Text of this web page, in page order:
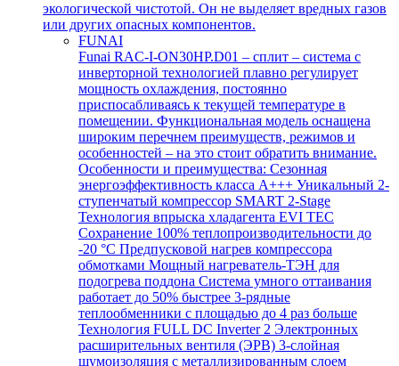
экологической чистотой. Он не выделяет вредных газов
или других опасных компонентов.
FUNAI
Funai RAC-I-ON30HP.D01 – сплит – система с
инверторной технологией плавно регулирует
мощность охлаждения, постоянно
приспосабливаясь к текущей температуре в
помещении. Функциональная модель оснащена
широким перечнем преимуществ, режимов и
особенностей – на это стоит обратить внимание.
Особенности и преимущества: Сезонная
энергоэффективность класса А+++ Уникальный 2-
ступенчатый компрессор SMART 2-Stage
Технология впрыска хладагента EVI TEC
Сохранение 100% теплопроизводительности до
-20 °C Предпусковой нагрев компрессора
обмотками Мощный нагреватель-ТЭН для
подогрева поддона Система умного оттаивания
работает до 50% быстрее 3-рядные
теплообменники с площадью до 4 раз больше
Технология FULL DC Inverter 2 Электронных
расширительных вентиля (ЭРВ) 3-слойная
шумоизоляция с металлизированным слоем